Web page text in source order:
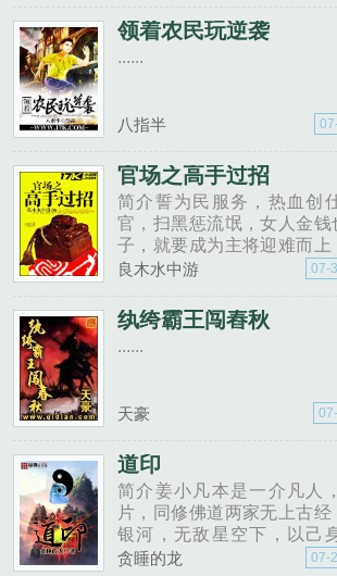
领着农民玩逆袭
......
八指半
官场之高手过招
简介誓为民服务，热血创
官，扫黑惩流氓，女人金
子，就要成为主将迎难而
天数的右侧有个加入书架
良木水中游 07-
纨绔霸王闯舂秋
......
天豪
道印
简介姜小凡本是一介凡人
片，同修佛道两家无上古
银河，无敌星空下，以己
VIP订阅群，万龙巢
贪睡的龙 07-